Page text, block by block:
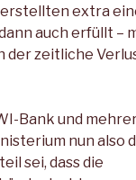
erstellten extra
auch erfüllt –
der zeitliche
Bank und
nun also
sei, dass die